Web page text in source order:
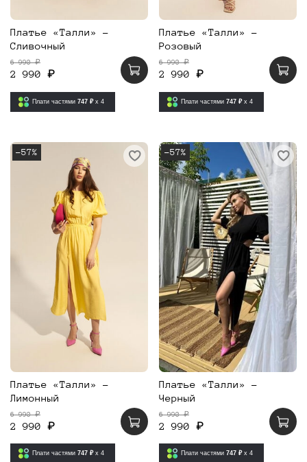
Платье «Талли» -
Сливочный
6 990 ₽
2 990 ₽
Плати частями 747 ₽ x 4
Платье «Талли» -
Розовый
6 990 ₽
2 990 ₽
Плати частями 747 ₽ x 4
-57%
Платье «Талли» -
Лимонный
6 990 ₽
2 990 ₽
Плати частями 747 ₽ x 4
-57%
Платье «Талли» -
Черный
6 990 ₽
2 990 ₽
Плати частями 747 ₽ x 4